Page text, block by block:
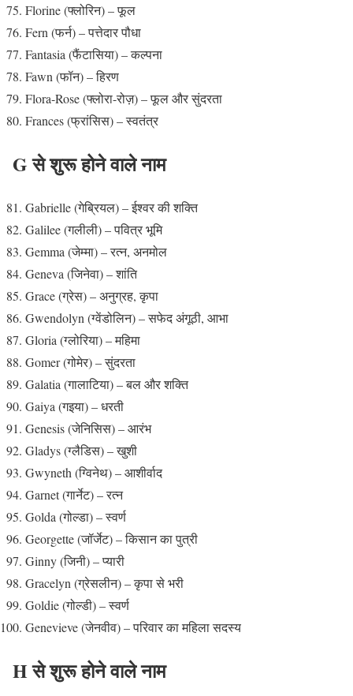
Florine (फ्लोरिन) – फूल
Fern (फर्न) – पत्तेदार पौधा
Fantasia (फैंटासिया) – कल्पना
Fawn (फॉन) – हिरण
Flora-Rose (फ्लोरा-रोज़) – फूल और सुंदरता
Frances (फ्रांसिस) – स्वतंत्र
G से शुरू होने वाले नाम
Gabrielle (गेब्रियल) – ईश्वर की शक्ति
Galilee (गलीली) – पवित्र भूमि
Gemma (जेम्मा) – रत्न, अनमोल
Geneva (जिनेवा) – शांति
Grace (ग्रेस) – अनुग्रह, कृपा
Gwendolyn (ग्वेंडोलिन) – सफेद अंगूठी, आभा
Gloria (ग्लोरिया) – महिमा
Gomer (गोमेर) – सुंदरता
Galatia (गालाटिया) – बल और शक्ति
Gaiya (गइया) – धरती
Genesis (जेनिसिस) – आरंभ
Gladys (ग्लैडिस) – खुशी
Gwyneth (ग्विनेथ) – आशीर्वाद
Garnet (गार्नेट) – रत्न
Golda (गोल्डा) – स्वर्ण
Georgette (जॉर्जेट) – किसान का पुत्री
Ginny (जिनी) – प्यारी
Gracelyn (ग्रेसलीन) – कृपा से भरी
Goldie (गोल्डी) – स्वर्ण
Genevieve (जेनवीव) – परिवार का महिला सदस्य
H से शुरू होने वाले नाम